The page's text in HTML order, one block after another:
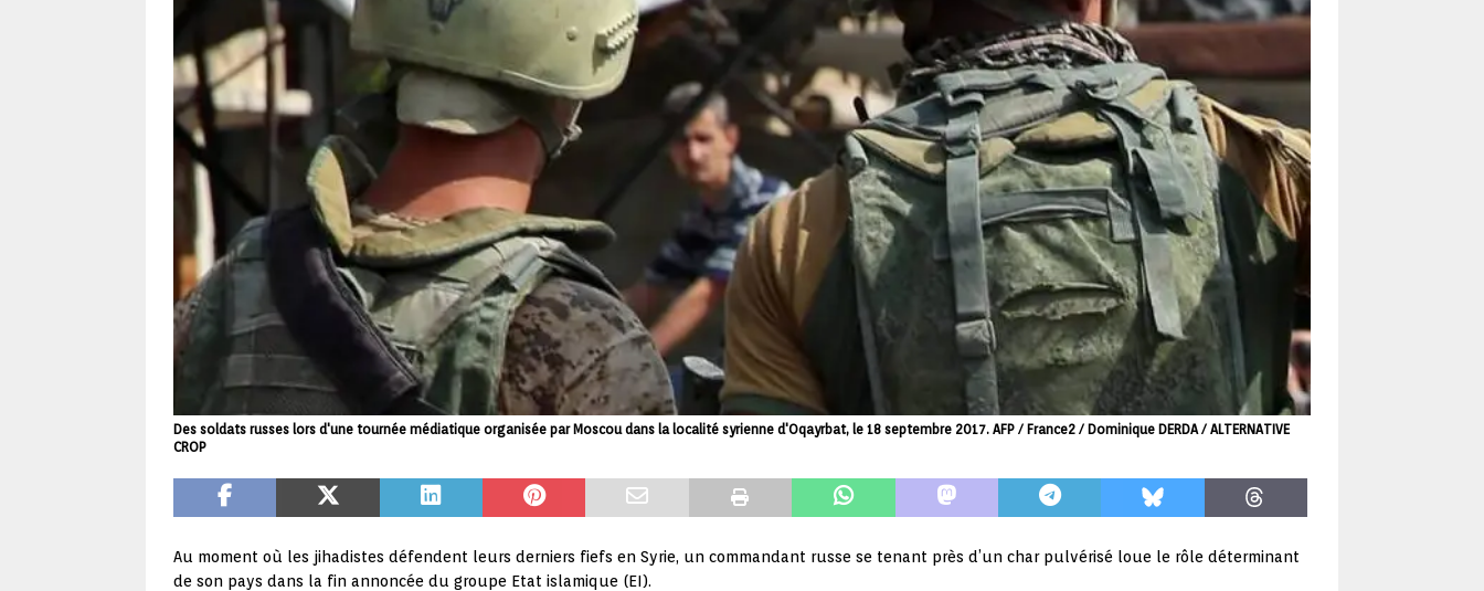
Des soldats russes lors d'une tournée médiatique organisée par Moscou dans la localité syrienne d'Oqayrbat, le 18 septembre 2017. AFP / France2 / Dominique DERDA / ALTERNATIVE
CROP
Au moment où les jihadistes défendent leurs derniers fiefs en Syrie, un commandant russe se tenant près d’un char pulvérisé loue le rôle déterminant
de son pays dans la fin annoncée du groupe Etat islamique (EI).